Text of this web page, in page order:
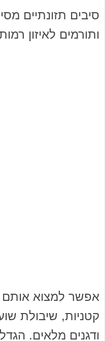
סיבים תזונתיים
ותורמים לאיזון
אפשר למצוא אותם
קטניות, שיבולת
ודגנים מלאים.